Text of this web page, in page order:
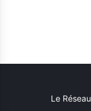
Le Réseau